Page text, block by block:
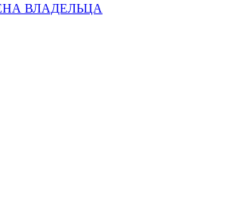
ВЛАДЕЛЬЦА